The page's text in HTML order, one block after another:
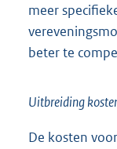
meer
beter te
Uitbreiding
De kosten